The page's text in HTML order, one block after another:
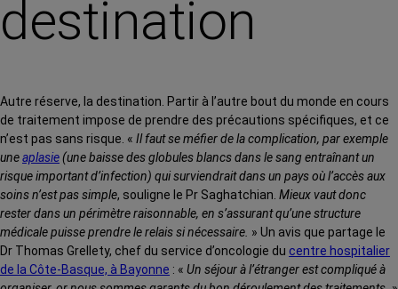
destination
Autre réserve, la destination. Partir à l’autre bout du monde en cours
de traitement impose de prendre des précautions spécifiques, et ce
n’est pas sans risque. « Il faut se méfier de la complication, par exemple
uneaplasie(une baisse des globules blancs dans le sang entraînant un
risque important d’infection) qui surviendrait dans un pays où l’accès aux
soins n’est pas simple, souligne le Pr Saghatchian. Mieux vaut donc
rester dans un périmètre raisonnable, en s’assurant qu’une structure
médicale puisse prendre le relais si nécessaire. » Un avis que partage le
Dr Thomas Grellety, chef du service d’oncologie du centre hospitalier
de la Côte-Basque, à Bayonne : « Un séjour à l’étranger est compliqué à